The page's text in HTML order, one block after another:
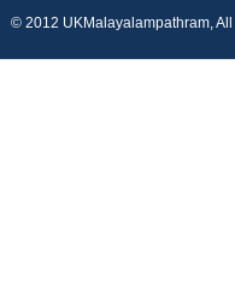
© 2012 UKMalayalampathram,